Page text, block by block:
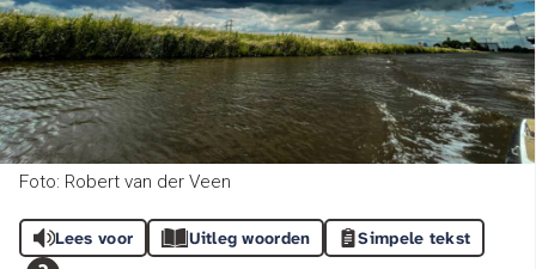
Foto: Robert van der Veen
Lees voor Uitleg woorden Simpele tekst